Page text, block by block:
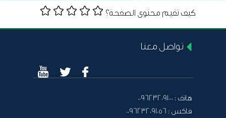
كيف تقيم محتوى الصفحة؟
تواصل معنا
هاتف : 0096232091000
فاكس : 0096232091056